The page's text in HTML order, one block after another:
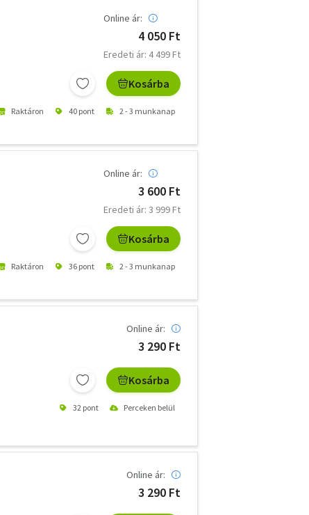
Online ár:
4 050 Ft
Eredeti ár: 4 499 Ft
Kosárba
Raktáron 40 pont 2 - 3 munkanap
Online ár:
3 600 Ft
Eredeti ár: 3 999 Ft
Kosárba
Raktáron 36 pont 2 - 3 munkanap
Online ár:
3 290 Ft
Kosárba
32 pont Perceken belül
Online ár:
3 290 Ft